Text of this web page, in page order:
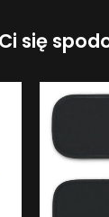
się